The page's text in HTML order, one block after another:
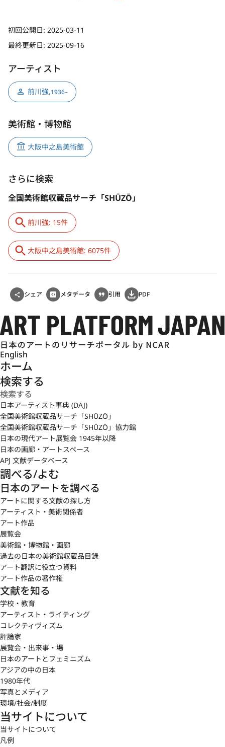
初回公開日: 2025-03-11
最終更新日: 2025-09-16
アーティスト
前川強,1936–
美術館・博物館
大阪中之島美術館
さらに検索
全国美術館収蔵品サーチ「SHŪZŌ」
前川強: 15件
大阪中之島美術館: 6075件
シェア メタデータ 引用 PDF
English
ホーム
検索する
日本アーティスト事典 (DAJ)
全国美術館収蔵品サーチ「SHŪZŌ」
全国美術館収蔵品サーチ「SHŪZŌ」協力館
日本の現代アート展覧会 1945年以降
日本の画廊・アートスペース
APJ 文献データベース
調べる/よむ
日本のアートを調べる
アートに関する文献の探し方
アーティスト・美術関係者
アート作品
展覧会
美術館・博物館・画廊
過去の日本の美術館収蔵品目録
アート翻訳に役立つ資料
アート作品の著作権
文献を知る
学校・教育
アーティスト・ライティング
コレクティヴィズム
評論家
展覧会・出来事・場
日本のアートとフェミニズム
アジアの中の日本
1980年代
写真とメディア
環境/社会/制度
当サイトについて
当サイトについて
凡例